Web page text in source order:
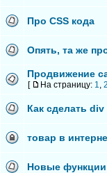
Про CSS кода
Опять, та же
Продвижение
[ На страницу: 1, 2
Как сделать
товар в
Новые функции